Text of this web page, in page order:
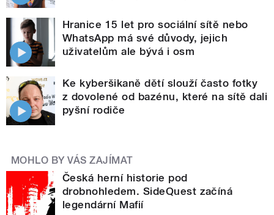
Hranice 15 let pro sociální sítě nebo
WhatsApp má své důvody, jejich
uživatelům ale bývá i osm
Ke kyberšikaně dětí slouží často fotky
z dovolené od bazénu, které na sítě dali
pyšní rodiče
MOHLO BY VÁS ZAJÍMAT
Česká herní historie pod
drobnohledem. SideQuest začíná
legendární Mafií